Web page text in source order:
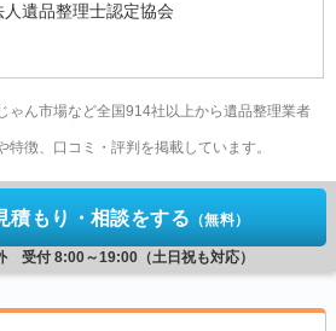
遺品整理士認定協会
ゃん市場など全国914社以上から遺品整理業者
特徴、口コミ・評判を掲載しています。
積もり・相談をする （無料）
受付 8:00～19:00（土日祝も対応）